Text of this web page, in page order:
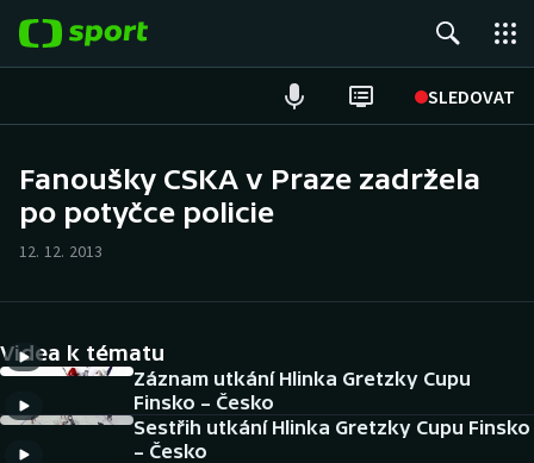
SLEDOVAT
Hokej
Cyklistika
DALŠÍ SPORTY
Fanoušky CSKA v Praze zadržela
po potyčce policie
12. 12. 2013
Videa k tématu
Záznam utkání Hlinka Gretzky Cupu
Finsko – Česko
Sestřih utkání Hlinka Gretzky Cupu Finsko
– Česko